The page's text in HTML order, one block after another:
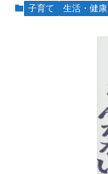
子育て 生活・健康